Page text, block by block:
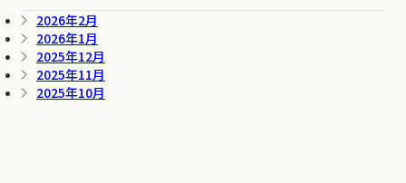
2026年2月
2026年1月
2025年12月
2025年11月
2025年10月